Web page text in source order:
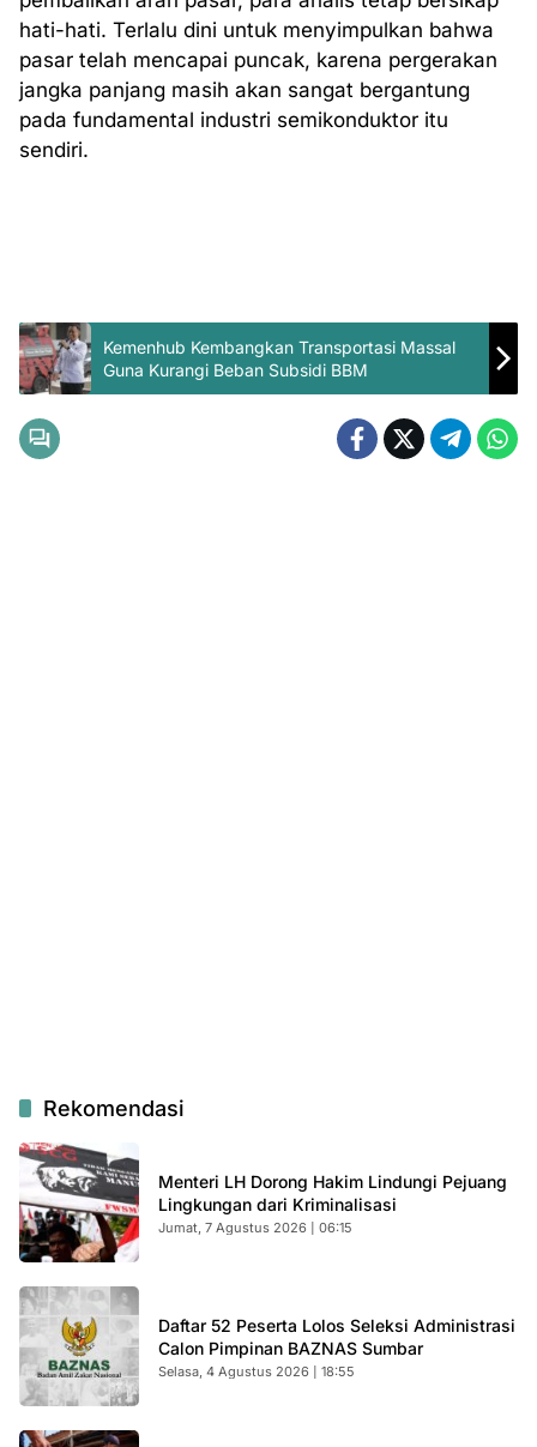
hati-hati. Terlalu dini untuk menyimpulkan bahwa
pasar telah mencapai puncak, karena pergerakan
jangka panjang masih akan sangat bergantung
pada fundamental industri semikonduktor itu
sendiri.
Kemenhub Kembangkan Transportasi Massal
Guna Kurangi Beban Subsidi BBM
Rekomendasi
Menteri LH Dorong Hakim Lindungi Pejuang
Lingkungan dari Kriminalisasi
Jumat, 7 Agustus 2026 | 06:15
Daftar 52 Peserta Lolos Seleksi Administrasi
Calon Pimpinan BAZNAS Sumbar
Selasa, 4 Agustus 2026 | 18:55